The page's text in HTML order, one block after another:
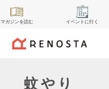
マガジンを読む イベント に行く
蚊やり